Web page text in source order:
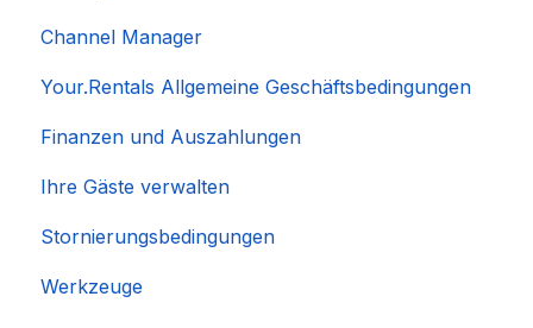
Channel Manager
Your.Rentals Allgemeine Geschäftsbedingungen
Finanzen und Auszahlungen
Ihre Gäste verwalten
Stornierungsbedingungen
Werkzeuge